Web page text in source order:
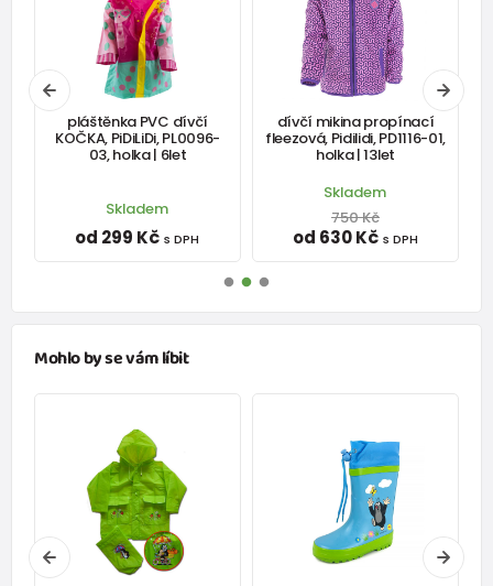
pláštěnka PVC dívčí
KOČKA, PiDiLiDi, PL0096-
03, holka | 6let
Skladem
od 299 Kč s DPH
dívčí mikina propínací
fleezová, Pidilidi, PD1116-01,
holka | 13let
Skladem
750 Kč
od 630 Kč s DPH
Mohlo by se vám líbit